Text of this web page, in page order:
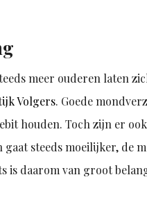
meer ouderen laten
Volgers. Goede
houden. Toch zijn er
steeds moeilijker, de
daarom van groot